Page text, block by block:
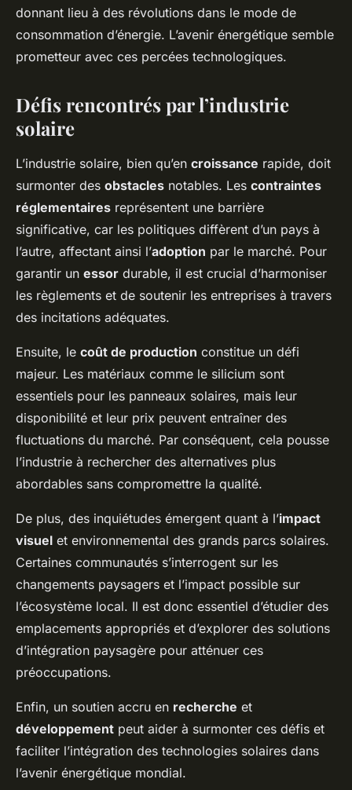
donnant lieu à des révolutions dans le mode de
consommation d’énergie. L’avenir énergétique semble
prometteur avec ces percées technologiques.
Défis rencontrés par l’industrie
solaire
L’industrie solaire, bien qu’en croissance rapide, doit
surmonter des obstacles notables. Les contraintes
réglementaires représentent une barrière
significative, car les politiques diffèrent d’un pays à
l’autre, affectant ainsi l’adoption par le marché. Pour
garantir un essor durable, il est crucial d’harmoniser
les règlements et de soutenir les entreprises à travers
des incitations adéquates.
Ensuite, le coût de production constitue un défi
majeur. Les matériaux comme le silicium sont
essentiels pour les panneaux solaires, mais leur
disponibilité et leur prix peuvent entraîner des
fluctuations du marché. Par conséquent, cela pousse
l’industrie à rechercher des alternatives plus
abordables sans compromettre la qualité.
De plus, des inquiétudes émergent quant à l’impact
visuel et environnemental des grands parcs solaires.
Certaines communautés s’interrogent sur les
changements paysagers et l’impact possible sur
l’écosystème local. Il est donc essentiel d’étudier des
emplacements appropriés et d’explorer des solutions
d’intégration paysagère pour atténuer ces
préoccupations.
Enfin, un soutien accru en recherche et
développement peut aider à surmonter ces défis et
faciliter l’intégration des technologies solaires dans
l’avenir énergétique mondial.